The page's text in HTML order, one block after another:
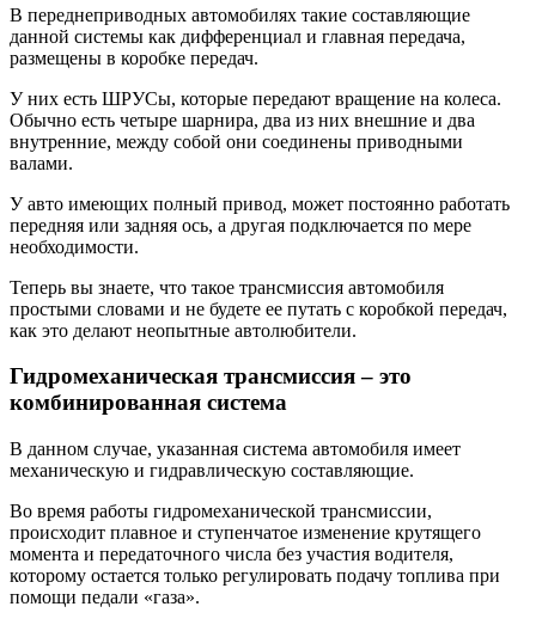
В переднеприводных автомобилях такие составляющие
данной системы как дифференциал и главная передача,
размещены в коробке передач.
У них есть ШРУСы, которые передают вращение на колеса.
Обычно есть четыре шарнира, два из них внешние и два
внутренние, между собой они соединены приводными
валами.
У авто имеющих полный привод, может постоянно работать
передняя или задняя ось, а другая подключается по мере
необходимости.
Теперь вы знаете, что такое трансмиссия автомобиля
простыми словами и не будете ее путать с коробкой передач,
как это делают неопытные автолюбители.
Гидромеханическая трансмиссия – это
комбинированная система
В данном случае, указанная система автомобиля имеет
механическую и гидравлическую составляющие.
Во время работы гидромеханической трансмиссии,
происходит плавное и ступенчатое изменение крутящего
момента и передаточного числа без участия водителя,
которому остается только регулировать подачу топлива при
помощи педали «газа».